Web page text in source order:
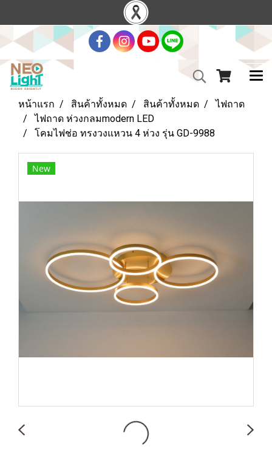
หน้าแรก สินค้าทั้งหมด สินค้าทั้งหมด
ไฟถาด
ไฟถาด ห่วงกลมmodern LED
โคมไฟช่อ ทรงวงแหวน 4 ห่วง รุ่น GD-9988
New